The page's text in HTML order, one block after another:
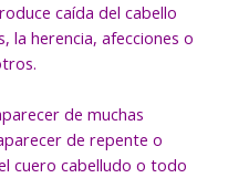
caída del cabello
la herencia, afecciones o
de muchas
de repente o
cuero cabelludo o todo